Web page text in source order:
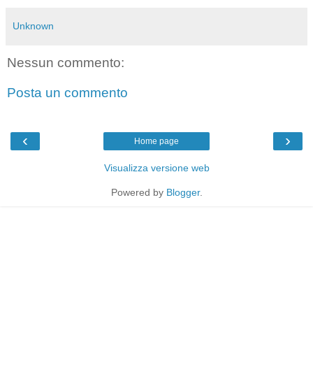
Unknown
Nessun commento:
Posta un commento
‹ ›
Home page
Visualizza versione web
Powered by Blogger.